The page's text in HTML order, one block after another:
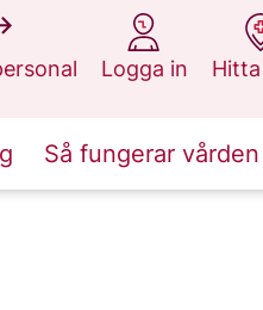
Logga in
på 1177.se
på
Så fungerar vården